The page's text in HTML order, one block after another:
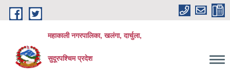
Skip to main content
महाकाली नगरपालिका, खलंगा, दार्चुला,
सुदूरपश्चिम प्रदेश